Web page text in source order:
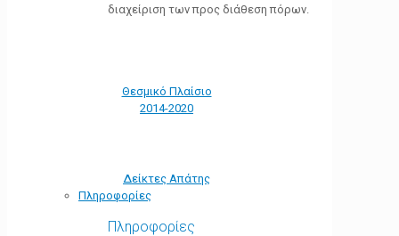
διαχείριση των προς διάθεση πόρων.
Θεσμικό Πλαίσιο
2014-2020
Δείκτες Απάτης
Πληροφορίες
Πληροφορίες